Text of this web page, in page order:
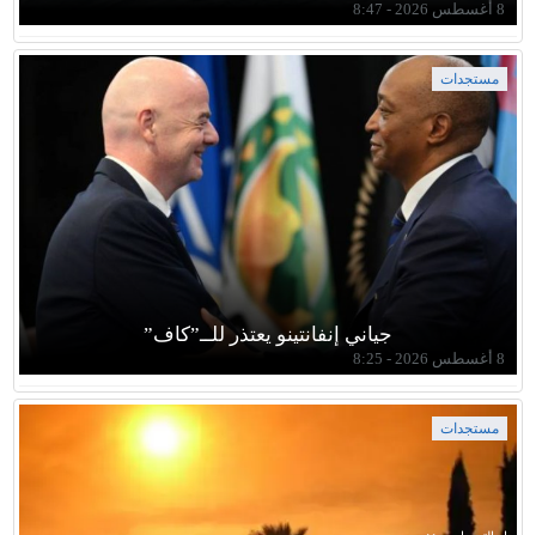
8 أغسطس 2026 - 8:47
مستجدات
جياني إنفانتينو يعتذر للــ”كاف”
8 أغسطس 2026 - 8:25
مستجدات